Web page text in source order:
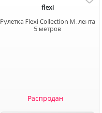
flexi
Рулетка Flexi Collection M, лента
5 метров
Распродан